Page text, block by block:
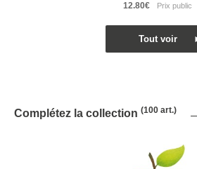
12.80€
Complétez la collection (100 art.)